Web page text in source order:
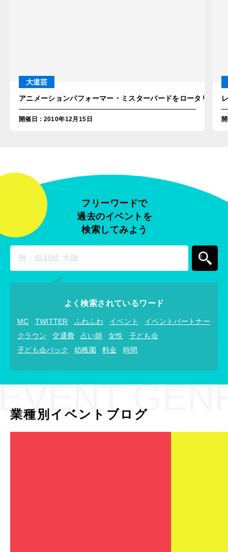
大道芸
アニメーションパフォーマー・ミスターバードをロータリーク
開催日 ：2010年12月15日
フリーワードで
過去のイベントを
検索してみよう
よく検索されているワード
MC TWITTER ふわふわ イベント
イベントパートナー
クラウン
交通費 占い師 女性
子ども会
子ども会パック
幼稚園 料金 時間
業種別イベントブログ